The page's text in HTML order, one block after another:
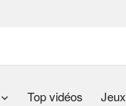
Top vidéos Jeux